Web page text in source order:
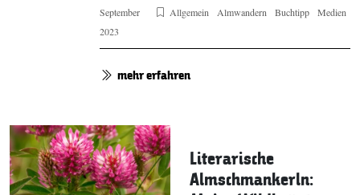
September
2023
Allgemein Almwandern Buchtipp Medien
mehr erfahren
Literarische
Almschmankerln: